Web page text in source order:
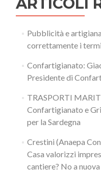
Pubblicità e
correttamente i
Confartigianato:
Presidente di
TRASPORTI
Confartigianato e
per la Sardegna
Crestini (Anaepa
Casa valorizzi
cantiere? No a